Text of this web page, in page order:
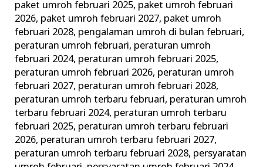
paket umroh februari 2025, paket umroh februari
2026, paket umroh februari 2027, paket umroh
februari 2028, pengalaman umroh di bulan februari,
peraturan umroh februari, peraturan umroh
februari 2024, peraturan umroh februari 2025,
peraturan umroh februari 2026, peraturan umroh
februari 2027, peraturan umroh februari 2028,
peraturan umroh terbaru februari, peraturan umroh
terbaru februari 2024, peraturan umroh terbaru
februari 2025, peraturan umroh terbaru februari
2026, peraturan umroh terbaru februari 2027,
peraturan umroh terbaru februari 2028, persyaratan